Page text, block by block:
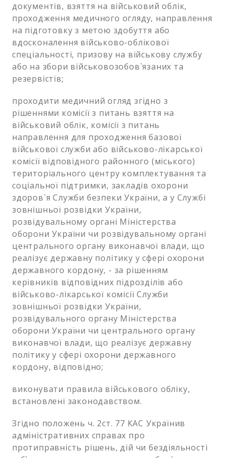
документів, взяття на військовий облік,
проходження медичного огляду, направлення
на підготовку з метою здобуття або
вдосконалення військово-облікової
спеціальності, призову на військову службу
або на збори військовозобов`язаних та
резервістів;
проходити медичний огляд згідно з
рішеннями комісії з питань взяття на
військовий облік, комісії з питань
направлення для проходження базової
військової служби або військово-лікарської
комісії відповідного районного (міського)
територіального центру комплектування та
соціальної підтримки, закладів охорони
здоров`я Служби безпеки України, а у Службі
зовнішньої розвідки України,
розвідувальному органі Міністерства
оборони України чи розвідувальному органі
центрального органу виконавчої влади, що
реалізує державну політику у сфері охорони
державного кордону, - за рішенням
керівників відповідних підрозділів або
військово-лікарської комісії Служби
зовнішньої розвідки України,
розвідувального органу Міністерства
оборони України чи центрального органу
виконавчої влади, що реалізує державну
політику у сфері охорони державного
кордону, відповідно;
виконувати правила військового обліку,
встановлені законодавством.
Згідно положень ч. 2ст. 77 КАС Українив
адміністративних справах про
протиправність рішень, дій чи бездіяльності